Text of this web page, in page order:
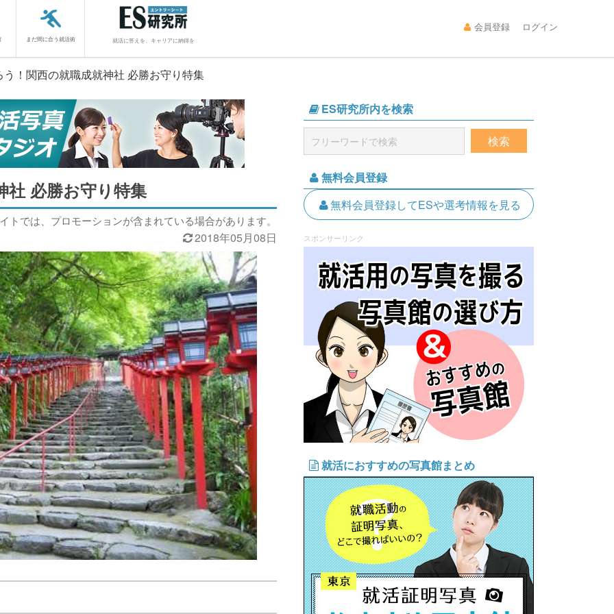
まだ間に合う就活術 就活に答えを、キャリアに納得を
会員登録 ログイン
う！関西の就職成就神社 必勝お守り特集
社 必勝お守り特集
トでは、プロモーションが含まれている場合があります。
2018年05月08日
ES研究所内を検索
無料会員登録
無料会員登録してESや選考情報を見る
スポンサーリンク
就活におすすめの写真館まとめ